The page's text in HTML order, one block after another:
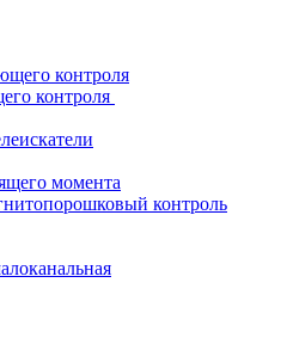
контроля
момента
контроль